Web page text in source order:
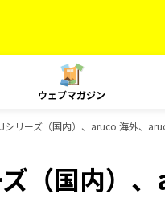
ウェブマガジン
シリーズ（国内）、aruco 海外、
（国内）